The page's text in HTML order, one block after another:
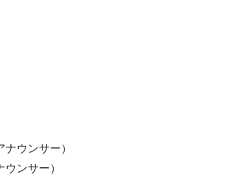
ウンサー）
ンサー）